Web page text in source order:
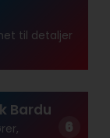
til detaljer
Bardu